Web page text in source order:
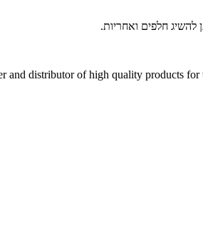
להשיג חלפים ואחריות.
distributor of high quality products for